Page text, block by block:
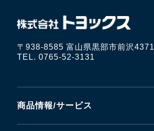
〒938-8585 富山県黒部市前沢4371
TEL. 0765-52-3131
商品情報/サービス